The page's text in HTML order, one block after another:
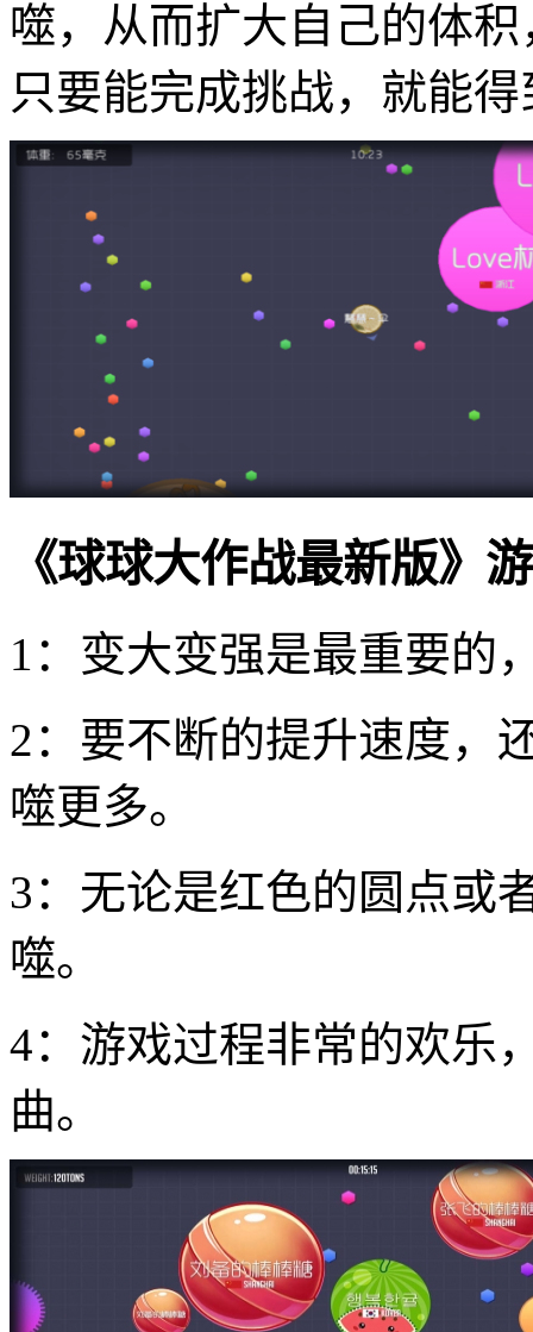
噬，从而扩大自己的体
只要能完成挑战，就能
《球球大作战最新版》
1：变大变强是最重要的
2：要不断的提升速度，
噬更多。
3：无论是红色的圆点或
噬。
4：游戏过程非常的欢乐
曲。